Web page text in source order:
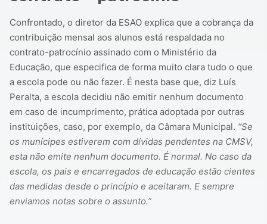
Confrontado, o diretor da ESAO explica que a cobrança da
contribuição mensal aos alunos está respaldada no
contrato-patrocínio assinado com o Ministério da
Educação, que especifica de forma muito clara tudo o que
a escola pode ou não fazer. É nesta base que, diz Luís
Peralta, a escola decidiu não emitir nenhum documento
em caso de incumprimento, prática adoptada por outras
instituições, caso, por exemplo, da Câmara Municipal. “Se
os munícipes estiverem com dívidas pendentes na CMSV,
esta não emite nenhum documento. É normal. No caso da
escola, os pais e encarregados de educação estão cientes
das medidas desde o princípio e aceitaram. E sempre
enviamos notas sobre o assunto.”